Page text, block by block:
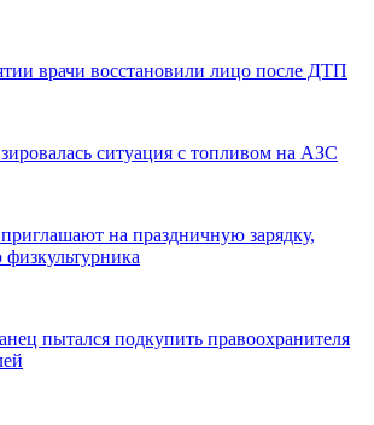
врачи восстановили лицо после ДТП
ситуация с топливом на АЗС
на праздничную зарядку,
пытался подкупить правоохранителя